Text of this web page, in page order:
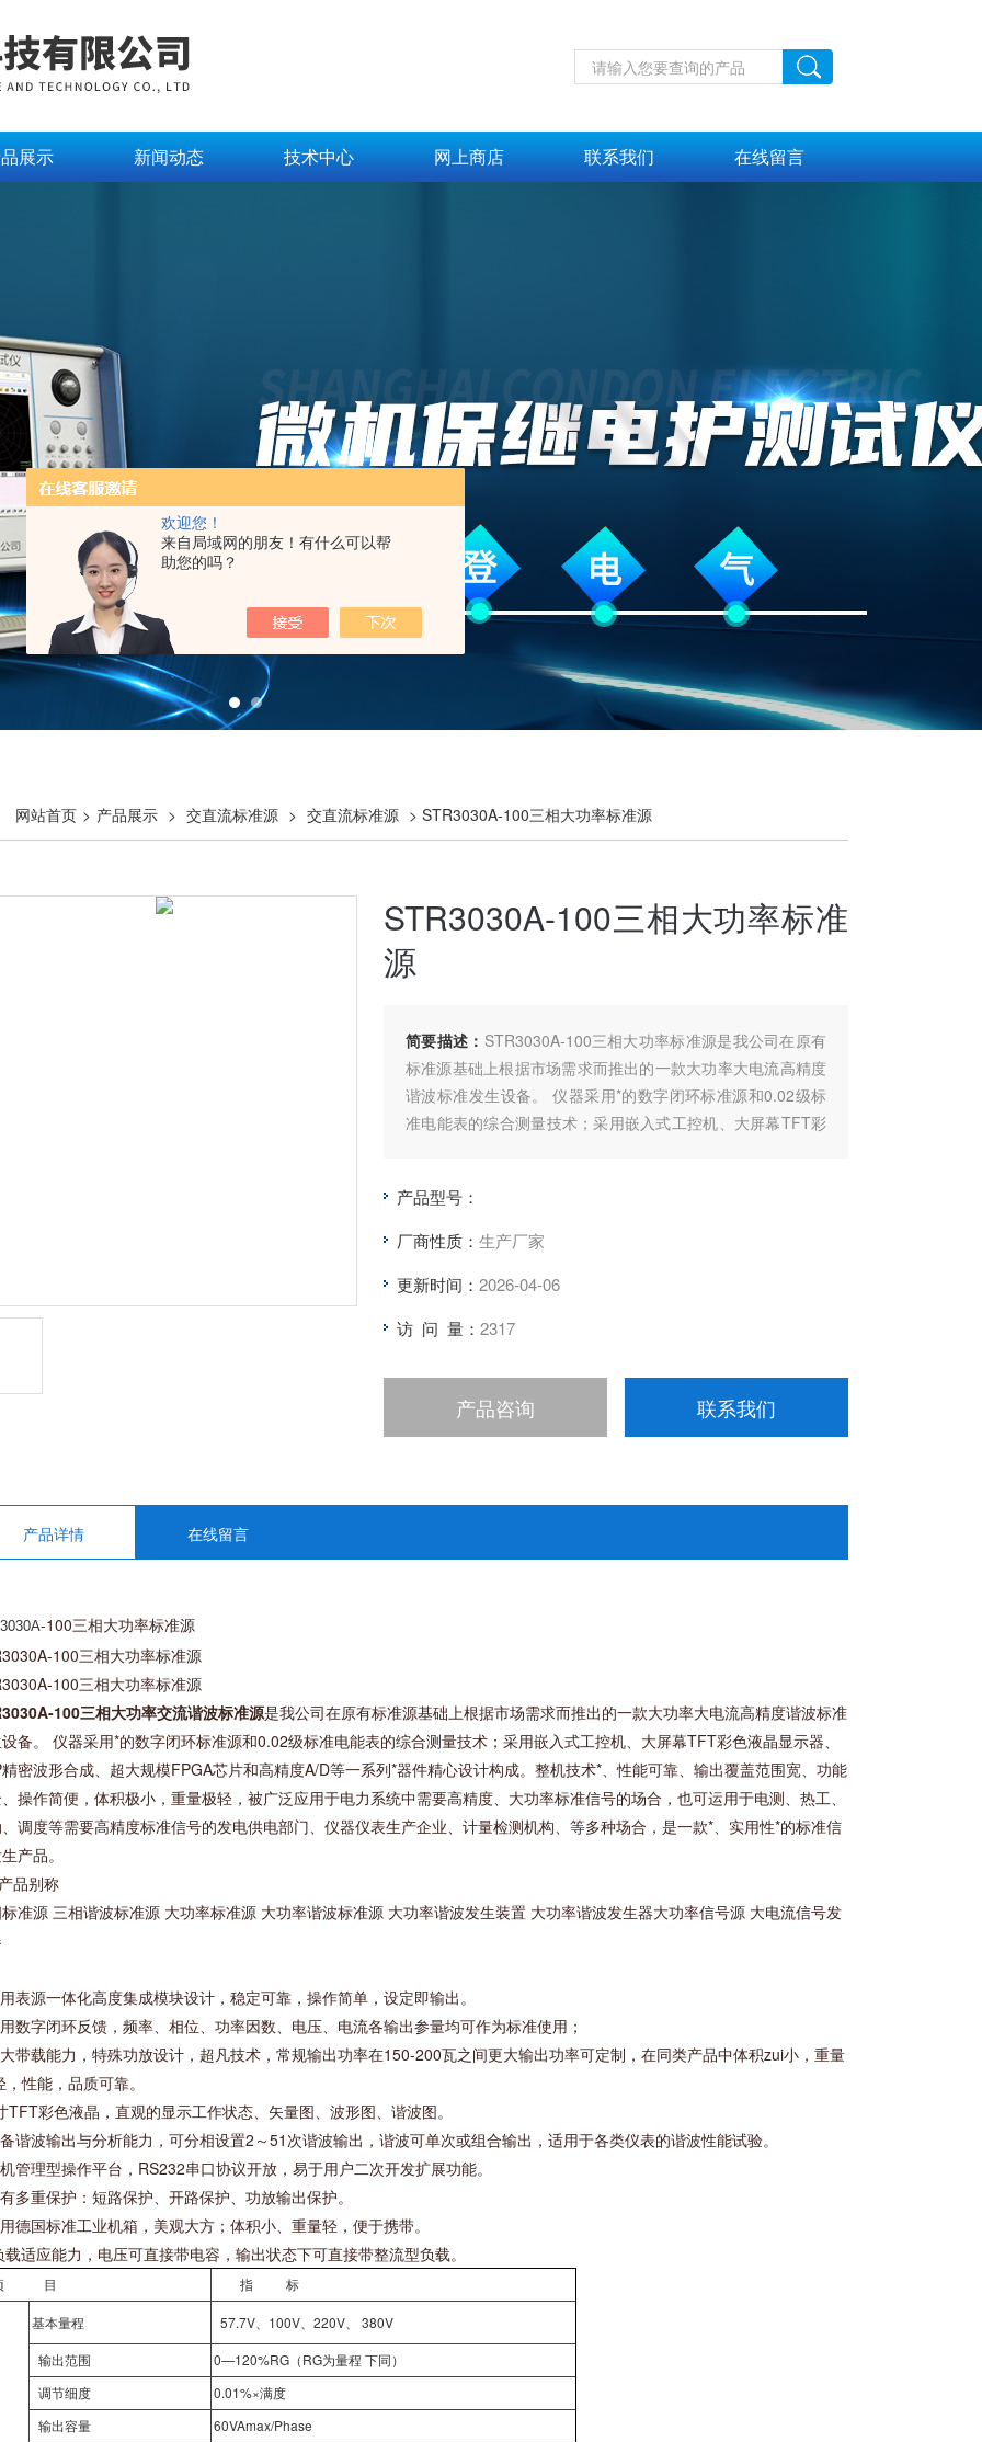
欢迎您！
来自局域网的朋友！有什么可以帮
助您的吗？
展示 新闻动态 技术中心 网上商店 联系我们 在线留言
网站首页 > 产品展示 > 交直流标准源 > 交直流标准源 > STR3030A-100三相大功率标准源
STR3030A-100三相大功率标准
源
简要描述： STR3030A-100三相大功率标准源是我公司在原有
标准源基础上根据市场需求而推出的一款大功率大电流高精度
谐波标准发生设备。 仪器采用*的数字闭环标准源和0.02级标
准电能表的综合测量技术；采用嵌入式工控机、大屏幕TFT彩
输出覆盖范围宽、功能齐全、操作简便，体积极小，重量极
产品型号：
厂商性质： 生产厂家
更新时间： 2026-04-06
访 问 量： 2317
产品咨询 联系我们
产品详情 在线留言
-100三相大功率标准源
100三相大功率标准源
100三相大功率标准源
100三相大功率交流谐波标准源是我公司在原有标准源基础上根据市场需求而推出的一款大功率大电流高精度谐波标准
备。 仪器采用*的数字闭环标准源和0.02级标准电能表的综合测量技术；采用嵌入式工控机、大屏幕TFT彩色液晶显示器、
密波形合成、超大规模FPGA芯片和高精度A/D等一系列*器件精心设计构成。整机技术*、性能可靠、输出覆盖范围宽、功能
操作简便，体积极小，重量极轻，被广泛应用于电力系统中需要高精度、大功率标准信号的场合，也可运用于电测、热工、
调度等需要高精度标准信号的发电供电部门、仪器仪表生产企业、计量检测机构、等多种场合，是一款*、实用性*的标准信
产品。
品别称
准源 三相谐波标准源 大功率标准源 大功率谐波标准源 大功率谐波发生装置 大功率谐波发生器大功率信号源 大电流信号发
表源一体化高度集成模块设计，稳定可靠，操作简单，设定即输出。
数字闭环反馈，频率、相位、功率因数、电压、电流各输出参量均可作为标准使用；
带载能力，特殊功放设计，超凡技术，常规输出功率在150-200瓦之间更大输出功率可定制，在同类产品中体积zui小，重量
，性能，品质可靠。
TFT彩色液晶，直观的显示工作状态、矢量图、波形图、谐波图。
谐波输出与分析能力，可分相设置2～51次谐波输出，谐波可单次或组合输出，适用于各类仪表的谐波性能试验。
管理型操作平台，RS232串口协议开放，易于用户二次开发扩展功能。
多重保护：短路保护、开路保护、功放输出保护。
德国标准工业机箱，美观大方；体积小、重量轻，便于携带。
载适应能力，电压可直接带电容，输出状态下可直接带整流型负载。
目 指 标
基本量程
57.7V、100V、220V、 380V
输出范围
0—120%RG（RG为量程 下同）
调节细度
0.01%×满度
输出容量
60VAmax/Phase